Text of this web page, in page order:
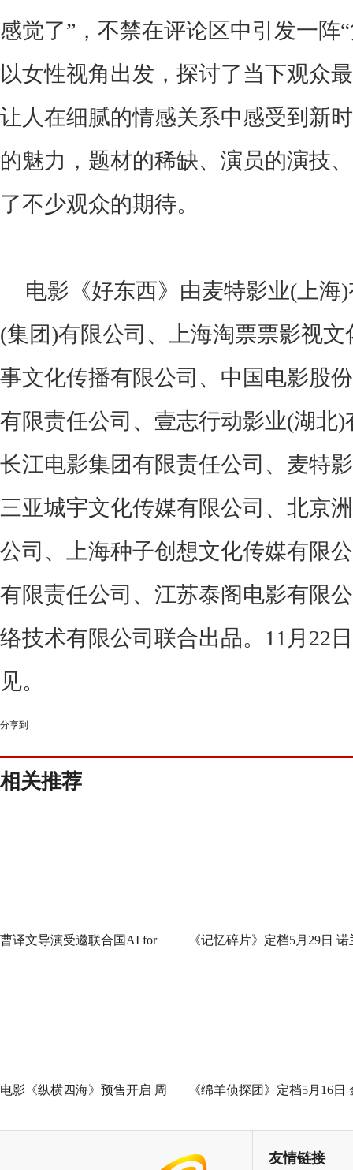
感觉了”，不禁在评论区中引发一阵
以女性视角出发，探讨了当下观众
让人在细腻的情感关系中感受到新
的魅力，题材的稀缺、演员的演技
了不少观众的期待。
电影《好东西》由麦特影业(上海
(集团)有限公司、上海淘票票影视
事文化传播有限公司、中国电影股
有限责任公司、壹志行动影业(湖北
长江电影集团有限责任公司、麦特
三亚城宇文化传媒有限公司、北京
公司、上海种子创想文化传媒有限
有限责任公司、江苏泰阁电影有限
络技术有限公司联合出品。11月22
见。
分享到
相关推荐
曹译文导演受邀联合国AI for 《记忆碎片》定档5月29日 诺
电影《纵横四海》预售开启 周 《绵羊侦探团》定档5月16日
友情链接